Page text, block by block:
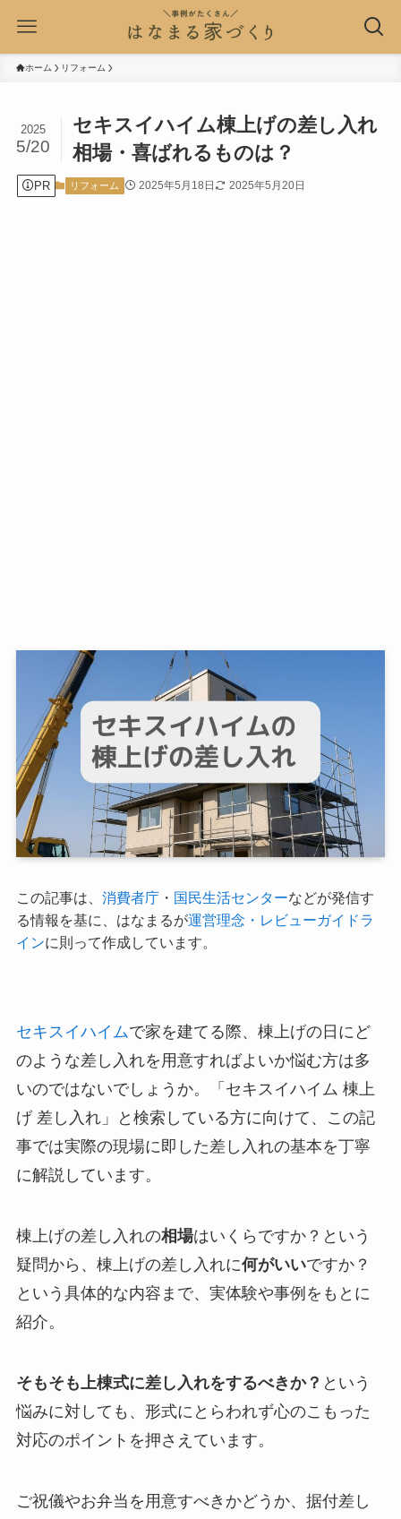
ホーム リフォーム
セキスイハイム棟上げの差し入れ
相場・喜ばれるものは？
2025
5/20
PR リフォーム 2025年5月18日 2025年5月20日
この記事は、 消費者庁・ 国民生活センターなどが発信す
る情報を基に、はなまるが運営理念・レビューガイドラ
インに則って作成しています。
セキスイハイムで家を建てる際、棟上げの日にど
のような差し入れを用意すればよいか悩む方は多
いのではないでしょうか。「セキスイハイム 棟上
げ 差し入れ」と検索している方に向けて、この記
事では実際の現場に即した差し入れの基本を丁寧
に解説しています。
棟上げの差し入れの相場はいくらですか？という
疑問から、棟上げの差し入れに何がいいですか？
という具体的な内容まで、実体験や事例をもとに
紹介。
そもそも上棟式に差し入れをするべきか？ という
悩みに対しても、形式にとらわれず心のこもった
対応のポイントを押さえています。
ご祝儀やお弁当を用意すべきかどうか、据付差し